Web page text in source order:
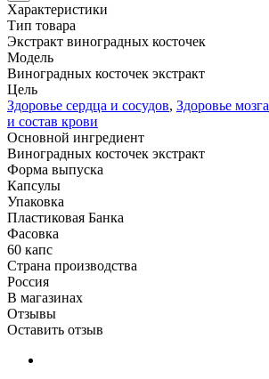
Характеристики
Тип товара
Экстракт виноградных косточек
Модель
Виноградных косточек экстракт
Цель
Здоровье сердца и сосудов, Здоровье мозга
и состав крови
Основной ингредиент
Виноградных косточек экстракт
Форма выпуска
Капсулы
Упаковка
Пластиковая Банка
Фасовка
60 капс
Страна производства
Россия
В магазинах
Отзывы
Оставить отзыв